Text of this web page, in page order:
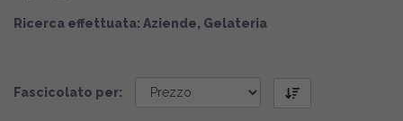
Ricerca effettuata: Aziende, Gelateria
Fascicolato per: